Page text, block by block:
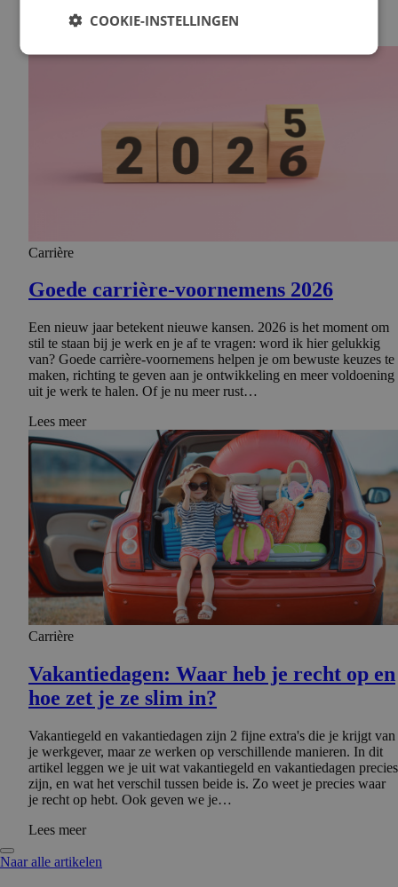
Carrière
Goede carrière-voornemens 2026
Een nieuw jaar betekent nieuwe kansen. 2026 is het moment om
stil te staan bij je werk en je af te vragen: word ik hier gelukkig
van? Goede carrière-voornemens helpen je om bewuste keuzes te
maken, richting te geven aan je ontwikkeling en meer voldoening
uit je werk te halen. Of je nu meer rust…
Lees meer
Carrière
Vakantie­dagen: Waar heb je recht op en
hoe zet je ze slim in?
Vakantiegeld en vakantiedagen zijn 2 fijne extra's die je krijgt van
je werkgever, maar ze werken op verschillende manieren. In dit
artikel leggen we je uit wat vakantiegeld en vakantiedagen precies
zijn, en wat het verschil tussen beide is. Zo weet je precies waar
je recht op hebt. Ook geven we je…
Lees meer
Naar alle artikelen
COOKIE-INSTELLINGEN